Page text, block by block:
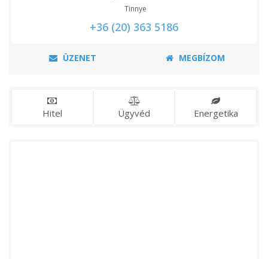
Tinnye
+36 (20) 363 5186
ÜZENET MEGBÍZOM
Hitel Ügyvéd Energetika